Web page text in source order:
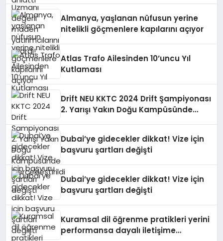
Almanya, yaşlanan nüfusun yerine
nitelikli göçmenlere kapılarını açıyor
Atlas Trafo Ailesinden 10’uncu Yıl
Kutlaması
Drift NEU KKTC 2024 Drift Şampiyonası
2. Yarışı Yakın Doğu Kampüsünde
Dubai’ye gidecekler dikkat! Vize için
başvuru şartları değişti
Dubai’ye gidecekler dikkat! Vize için
başvuru şartları değişti
Kuramsal dil öğrenme pratikleri yerini
performansa dayalı iletişime